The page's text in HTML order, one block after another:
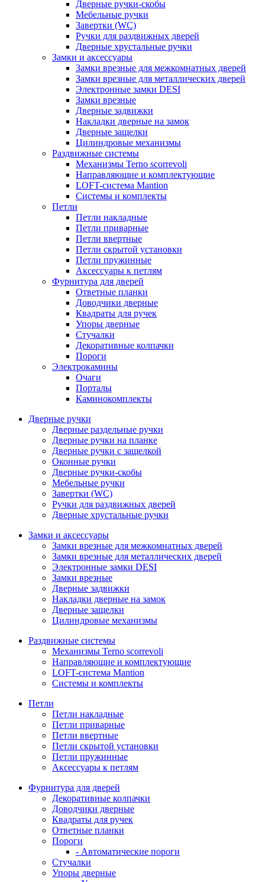
Дверные ручки-скобы
Мебельные ручки
Завертки (WC)
Ручки для раздвижных дверей
Дверные хрустальные ручки
Замки и аксессуары
Замки врезные для межкомнатных дверей
Замки врезные для металлических дверей
Электронные замки DESI
Замки врезные
Дверные задвижки
Накладки дверные на замок
Дверные защелки
Цилиндровые механизмы
Раздвижные системы
Механизмы Terno scorrevoli
Направляющие и комплектующие
LOFT-cистема Mantion
Системы и комплекты
Петли
Петли накладные
Петли приварные
Петли ввертные
Петли скрытой установки
Петли пружинные
Аксессуары к петлям
Фурнитура для дверей
Ответные планки
Доводчики дверные
Квадраты для ручек
Упоры дверные
Стучалки
Декоративные колпачки
Пороги
Электрокамины
Очаги
Порталы
Каминокомплекты
Дверные ручки
Дверные раздельные ручки
Дверные ручки на планке
Дверные ручки с защелкой
Оконные ручки
Дверные ручки-скобы
Мебельные ручки
Завертки (WC)
Ручки для раздвижных дверей
Дверные хрустальные ручки
Замки и аксессуары
Замки врезные для межкомнатных дверей
Замки врезные для металлических дверей
Электронные замки DESI
Замки врезные
Дверные задвижки
Накладки дверные на замок
Дверные защелки
Цилиндровые механизмы
Раздвижные системы
Механизмы Terno scorrevoli
Направляющие и комплектующие
LOFT-cистема Mantion
Системы и комплекты
Петли
Петли накладные
Петли приварные
Петли ввертные
Петли скрытой установки
Петли пружинные
Аксессуары к петлям
Фурнитура для дверей
Декоративные колпачки
Доводчики дверные
Квадраты для ручек
Ответные планки
Пороги
- Автоматические пороги
Стучалки
Упоры дверные